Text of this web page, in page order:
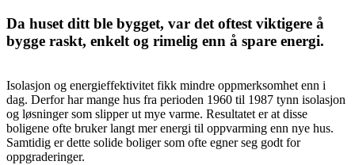
Da huset ditt ble bygget, var det oftest viktigere å
bygge raskt, enkelt og rimelig enn å spare energi.
Isolasjon og energieffektivitet fikk mindre oppmerksomhet enn i
dag. Derfor har mange hus fra perioden 1960 til 1987 tynn isolasjon
og løsninger som slipper ut mye varme. Resultatet er at disse
boligene ofte bruker langt mer energi til oppvarming enn nye hus.
Samtidig er dette solide boliger som ofte egner seg godt for
oppgraderinger.